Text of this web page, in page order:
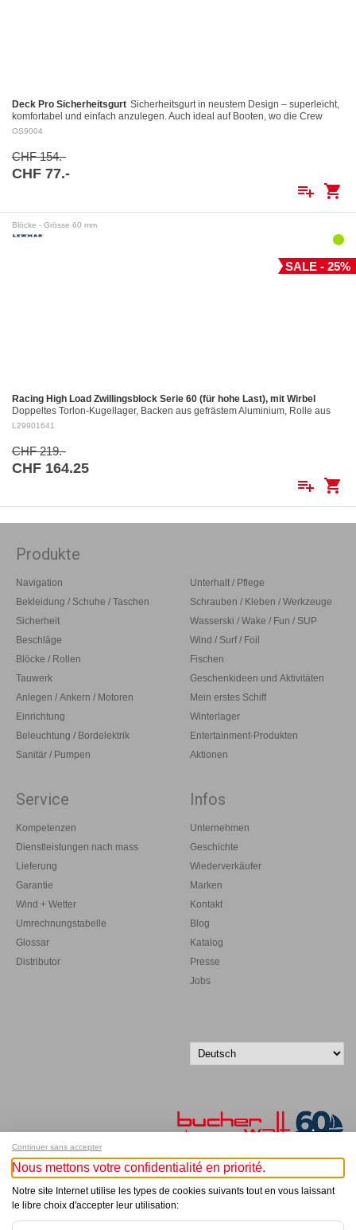
Deck Pro Sicherheitsgurt Sicherheitsgurt in neustem Design – superleicht,
komfortabel und einfach anzulegen. Auch ideal auf Booten, wo die Crew
dauernd angeklinkt ist.…
OS9004
CHF 154.-
CHF 77.-
playlist_add shopping_cart
Blöcke - Grösse 60 mm
SALE - 25%
Racing High Load Zwillingsblock Serie 60 (für hohe Last), mit Wirbel
Doppeltes Torlon-Kugellager, Backen aus gefrästem Aluminium, Rolle aus
gefrästem Aluminium Ø 60 mm. Aluminiumrollen: ø 60 mm Für Tau bis: ø 12
L29901641
CHF 219.-
CHF 164.25
playlist_add shopping_cart
Produkte
Navigation
Bekleidung / Schuhe / Taschen
Sicherheit
Beschläge
Blöcke / Rollen
Tauwerk
Anlegen / Ankern / Motoren
Einrichtung
Beleuchtung / Bordelektrik
Sanitär / Pumpen
Unterhalt / Pflege
Schrauben / Kleben / Werkzeuge
Wasserski / Wake / Fun / SUP
Wind / Surf / Foil
Fischen
Geschenkideen und Aktivitäten
Mein erstes Schiff
Winterlager
Entertainment-Produkten
Aktionen
Service
Kompetenzen
Dienstleistungen nach mass
Lieferung
Garantie
Wind + Wetter
Umrechnungstabelle
Glossar
Distributor
Infos
Unternehmen
Geschichte
Wiederverkäufer
Marken
Kontakt
Blog
Katalog
Presse
Jobs
© Bucher+Walt 2011-2026
Continuer sans accepter
Nous mettons votre confidentialité en priorité.
Notre site Internet utilise les types de cookies suivants tout en vous laissant
le libre choix d'accepter leur utilisation: